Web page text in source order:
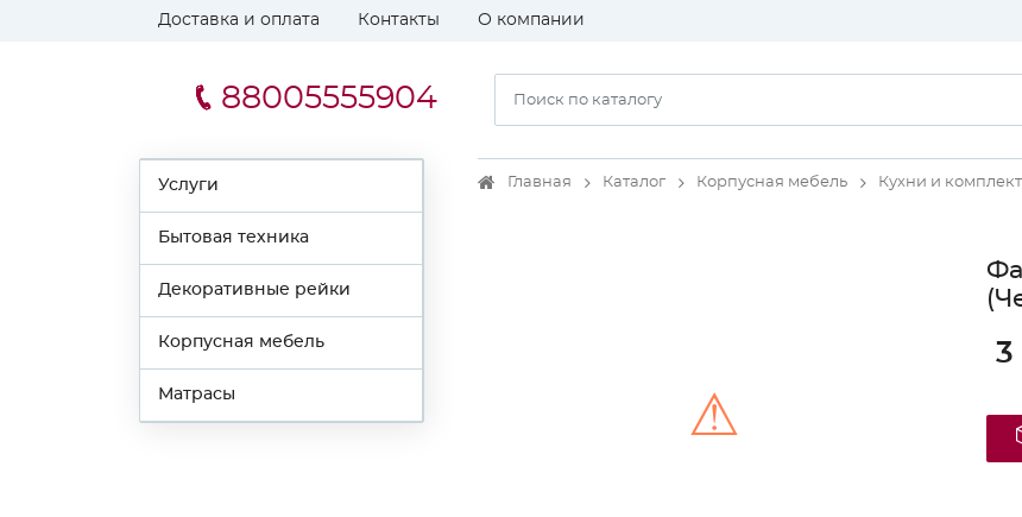
Доставка и оплата Контакты О компании
88005555904
Услуги
Бытовая техника
Декоративные рейки
Корпусная мебель
Матрасы
Главная Каталог Корпусная мебель Кухни и
⚠
3